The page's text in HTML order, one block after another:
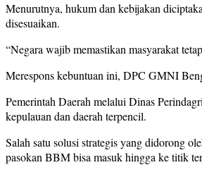
Menurutnya, hukum dan kebijakan
disesuaikan.
“Negara wajib memastikan masyarakat
Merespons kebuntuan ini, DPC GMNI
Pemerintah Daerah melalui Dinas
kepulauan dan daerah terpencil.
Salah satu solusi strategis yang didorong
pasokan BBM bisa masuk hingga ke titik